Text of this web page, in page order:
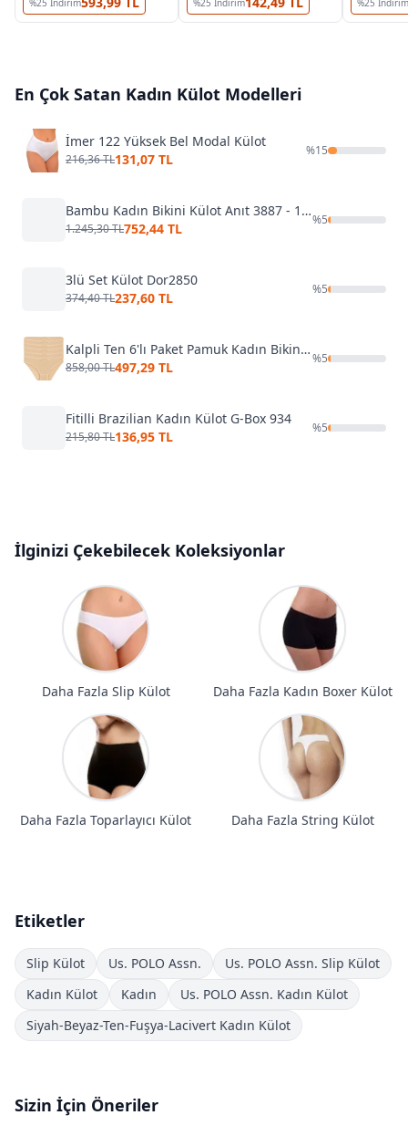
%25 İndirim %25 İndirim %25 İndirim
En Çok Satan Kadın Külot Modelleri
İmer 122 Yüksek Bel Modal Külot
216,36 TL131,07 TL
%15
Bambu Kadın Bikini Külot Anıt 3887 - 10 Adet
1.245,30 TL752,44 TL
%5
3lü Set Külot Dor2850
374,40 TL237,60 TL
%5
Kalpli Ten 6'lı Paket Pamuk Kadın Bikini Külot Yıldız 3576
858,00 TL497,29 TL
%5
Fitilli Brazilian Kadın Külot G-Box 934
215,80 TL136,95 TL
%5
İlginizi Çekebilecek Koleksiyonlar
Daha Fazla Slip Külot Daha Fazla Kadın Boxer Külot
Daha Fazla Toparlayıcı Külot Daha Fazla String Külot
Etiketler
Slip Külot Us. POLO Assn.
Us. POLO Assn. Slip Külot
Kadın Külot
Kadın
Us. POLO Assn. Kadın Külot
Siyah-Beyaz-Ten-Fuşya-Lacivert Kadın Külot
Sizin İçin Öneriler